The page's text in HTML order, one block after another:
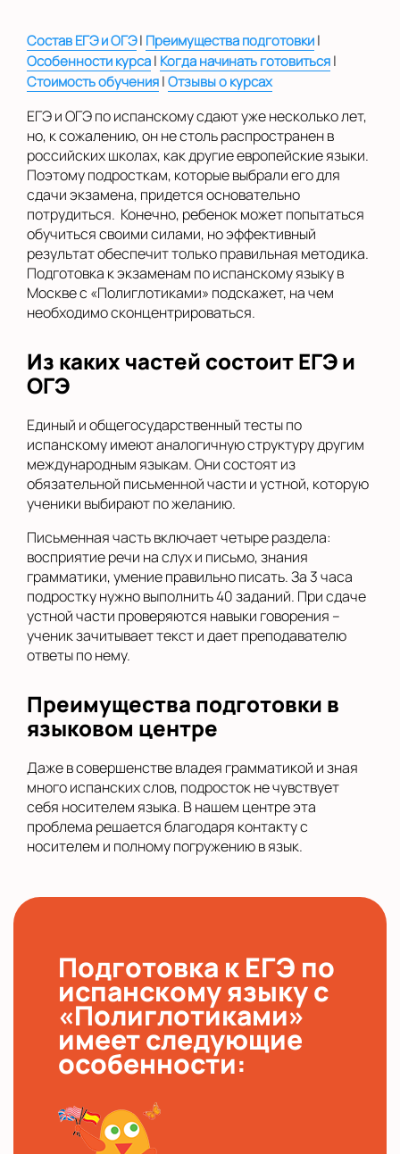
на Беломорской
на Домодедовской
на Коломенской
в Московской
области
Показать на карте
Выбрать другой город
Состав ЕГЭ и ОГЭ| Преимущества подготовки|
Особенности курса| Когда начинать готовиться|
Стоимость обучения|Отзывы о курсах
ЕГЭ и ОГЭ по испанскому сдают уже несколько лет,
но, к сожалению, он не столь распространен в
российских школах, как другие европейские языки.
Поэтому подросткам, которые выбрали его для
сдачи экзамена, придется основательно
потрудиться. Конечно, ребенок может попытаться
обучиться своими силами, но эффективный
результат обеспечит только правильная методика.
Подготовка к экзаменам по испанскому языку в
Москве с «Полиглотиками» подскажет, на чем
необходимо сконцентрироваться.
Из каких частей состоит ЕГЭ и
ОГЭ
Единый и общегосударственный тесты по
испанскому имеют аналогичную структуру другим
международным языкам. Они состоят из
обязательной письменной части и устной, которую
ученики выбирают по желанию.
Письменная часть включает четыре раздела:
восприятие речи на слух и письмо, знания
грамматики, умение правильно писать. За 3 часа
подростку нужно выполнить 40 заданий. При сдаче
устной части проверяются навыки говорения –
ученик зачитывает текст и дает преподавателю
ответы по нему.
Преимущества подготовки в
языковом центре
Даже в совершенстве владея грамматикой и зная
много испанских слов, подросток не чувствует
себя носителем языка. В нашем центре эта
проблема решается благодаря контакту с
носителем и полному погружению в язык.
Подготовка к ЕГЭ по
испанскому языку с
«Полиглотиками»
имеет следующие
особенности: